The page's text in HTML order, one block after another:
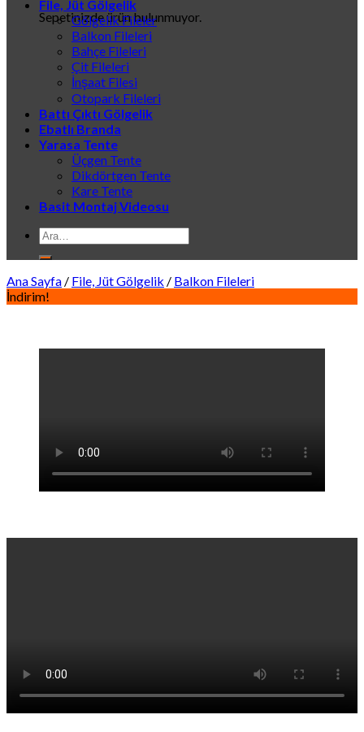
Sepetinizde ürün bulunmuyor.
File, Jüt Gölgelik
Gölgelik Fileler
Balkon Fileleri
Bahçe Fileleri
Çit Fileleri
İnşaat Filesi
Otopark Fileleri
Battı Çıktı Gölgelik
Ebatlı Branda
Yarasa Tente
Üçgen Tente
Dikdörtgen Tente
Kare Tente
Basit Montaj Videosu
Ara:
Ana Sayfa / File, Jüt Gölgelik / Balkon Fileleri
İndirim!